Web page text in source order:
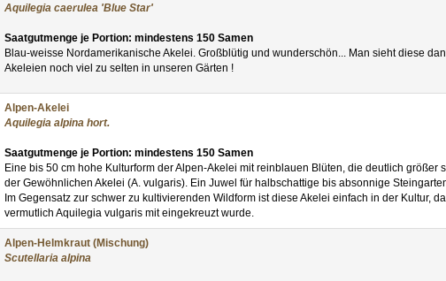
Aquilegia caerulea 'Blue Star'
Saatgutmenge je Portion: mindestens 150 Samen
Blau-weisse Nordamerikanische Akelei. Großblütig und wunderschön... Man sieht diese
Akeleien noch viel zu selten in unseren Gärten !
Alpen-Akelei
Aquilegia alpina hort.
Saatgutmenge je Portion: mindestens 150 Samen
Eine bis 50 cm hohe Kulturform der Alpen-Akelei mit reinblauen Blüten, die deutlich größer
der Gewöhnlichen Akelei (A. vulgaris). Ein Juwel für halbschattige bis absonnige
Im Gegensatz zur schwer zu kultivierenden Wildform ist diese Akelei einfach in der Kultur, da
vermutlich Aquilegia vulgaris mit eingekreuzt wurde.
Alpen-Helmkraut (Mischung)
Scutellaria alpina